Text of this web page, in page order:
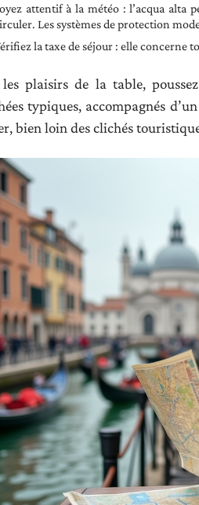
attentif à la météo : l’acqua alta
Les systèmes de protection
la taxe de séjour : elle concerne
plaisirs de la table,
typiques, accompagnés
bien loin des clichés